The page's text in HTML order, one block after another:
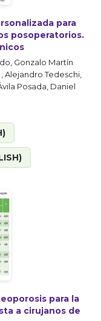
para
posoperatorios.
Gonzalo Martín
Alejandro Tedeschi,
Posada, Daniel
para la
a cirujanos de